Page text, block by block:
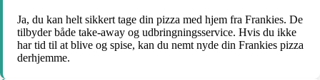
Ja, du kan helt sikkert tage din pizza med hjem fra Frankies. De
tilbyder både take-away og udbringningsservice. Hvis du ikke
har tid til at blive og spise, kan du nemt nyde din Frankies pizza
derhjemme.